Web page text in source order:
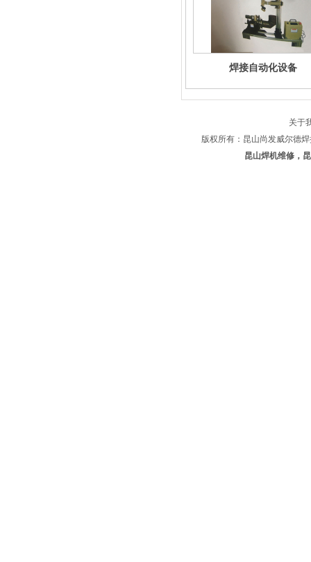
焊接自动化设备
关于
版权所有：昆山尚发威尔德
昆山焊机维修，